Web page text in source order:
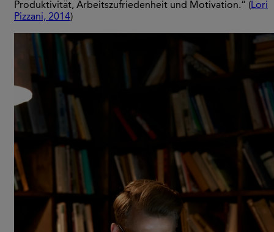
Produktivität, Arbeitszufriedenheit und Motivation.“ (Lori
Pizzani, 2014)